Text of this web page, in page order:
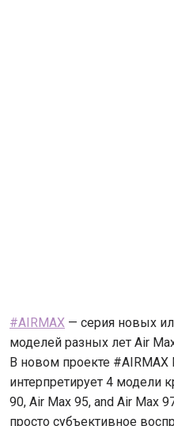
#AIRMAX — серия новых
моделей разных лет Air
В новом проекте #AIRMAX
интерпретирует 4 модели
90, Air Max 95, and Air Max
просто субъективное